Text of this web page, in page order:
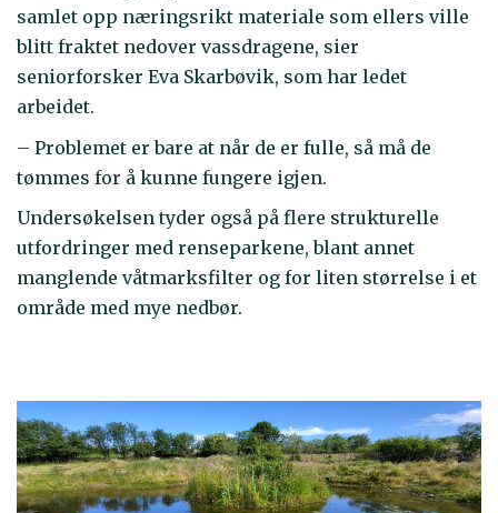
samlet opp næringsrikt materiale som ellers ville
blitt fraktet nedover vassdragene, sier
seniorforsker Eva Skarbøvik, som har ledet
arbeidet.
– Problemet er bare at når de er fulle, så må de
tømmes for å kunne fungere igjen.
Undersøkelsen tyder også på flere strukturelle
utfordringer med renseparkene, blant annet
manglende våtmarksfilter og for liten størrelse i et
område med mye nedbør.